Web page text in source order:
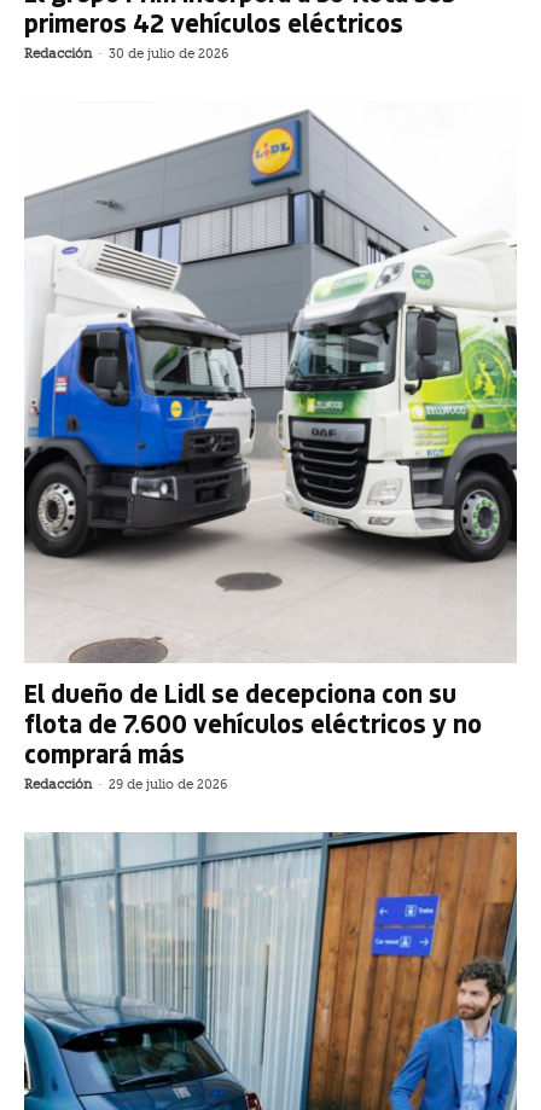
primeros 42 vehículos eléctricos
Redacción - 30 de julio de 2026
El dueño de Lidl se decepciona con su
flota de 7.600 vehículos eléctricos y no
comprará más
Redacción - 29 de julio de 2026